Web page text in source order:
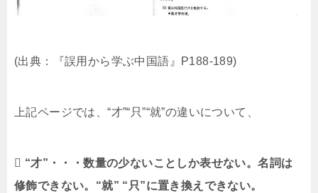
(出典：『誤用から学ぶ中国語』P188-189)
上記ページでは、“才”“只”“就”の違いについて、
 “才”・・・数量の少ないことしか表せない。名詞は
修飾できない。“就” “只”に置き換えできない。